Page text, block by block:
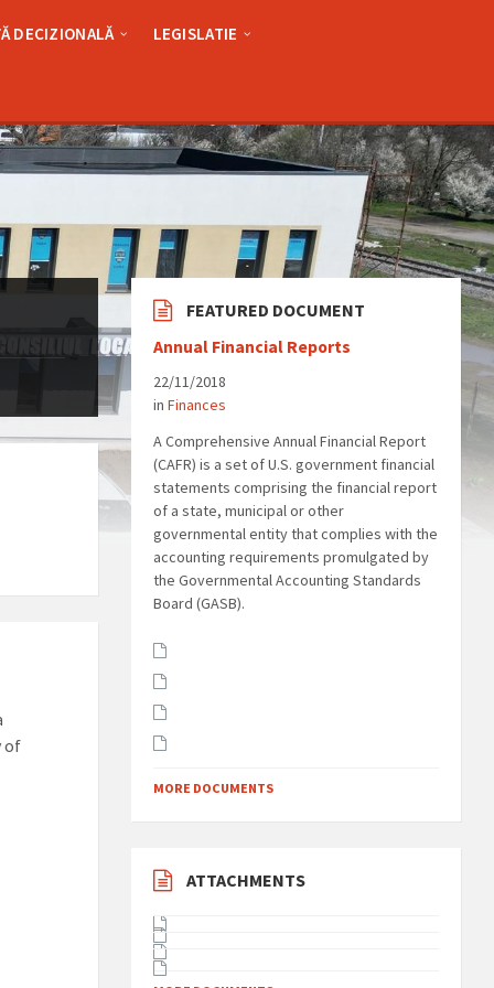
DECIZIONALĂ LEGISLATIE
of
FEATURED DOCUMENT
Annual Financial Reports
22/11/2018
inFinances
A Comprehensive Annual Financial Report
(CAFR) is a set of U.S. government financial
statements comprising the financial report
of a state, municipal or other
governmental entity that complies with the
accounting requirements promulgated by
the Governmental Accounting Standards
Board (GASB).
MORE DOCUMENTS
ATTACHMENTS